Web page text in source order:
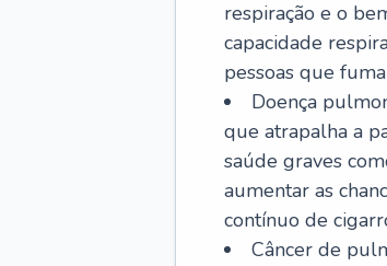
respiração e o
capacidade
pessoas que
Doença
que atrapalha a
saúde graves
aumentar as
contínuo de
Câncer de